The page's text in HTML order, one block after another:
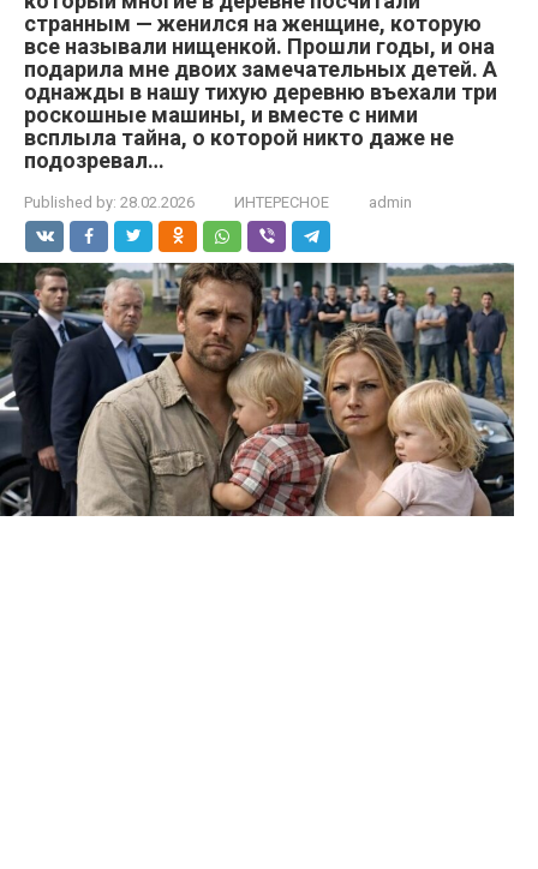
странным — женился на женщине, которую
все называли нищенкой. Прошли годы, и она
подарила мне двоих замечательных детей. А
однажды в нашу тихую деревню въехали три
роскошные машины, и вместе с ними
всплыла тайна, о которой никто даже не
подозревал…
Published by: 28.02.2026 ИНТЕРЕСНОЕ admin